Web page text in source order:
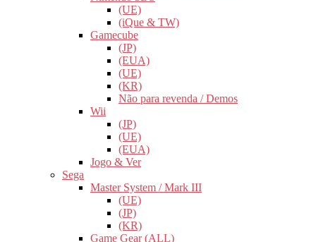
(UE)
(iQue & TW)
Gamecube
(JP)
(EUA)
(UE)
(KR)
Não para revenda / Demos
Wii
(JP)
(UE)
(EUA)
Jogo & Ver
Sega
Master System / Mark III
(UE)
(JP)
(KR)
Game Gear (ALL)